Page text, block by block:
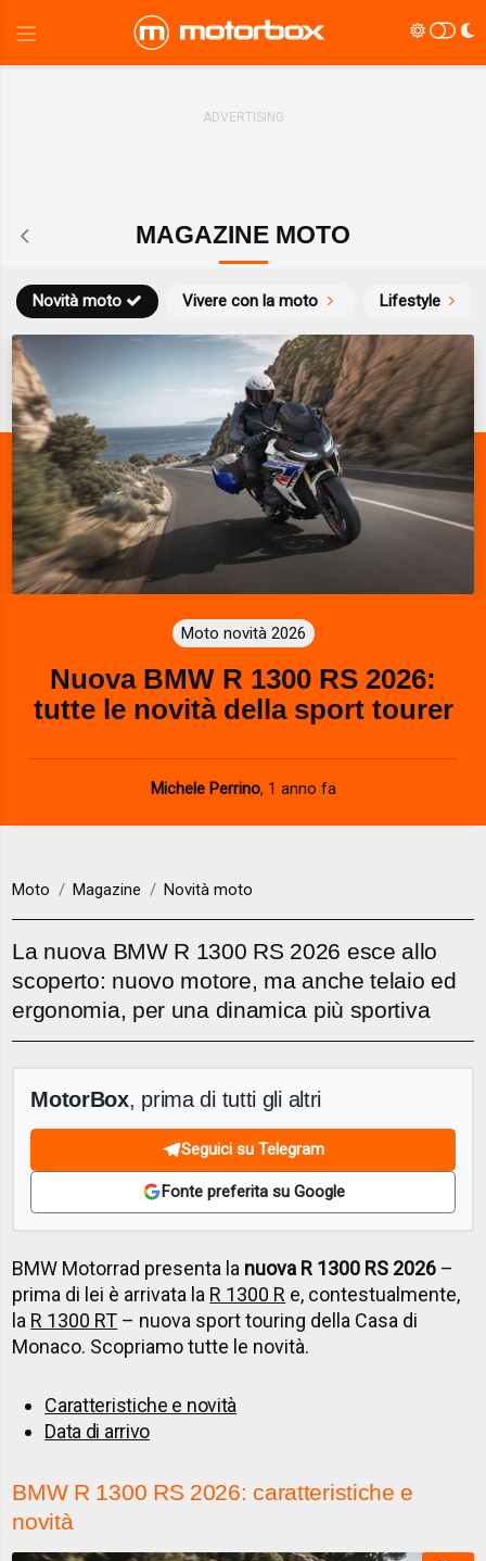
MAGAZINE MOTO
Novità moto Vivere con la moto Lifestyle
Moto novità 2026
Nuova BMW R 1300 RS 2026:
tutte le novità della sport tourer
Michele Perrino, 1 anno fa
Moto Magazine Novità moto
La nuova BMW R 1300 RS 2026 esce allo
scoperto: nuovo motore, ma anche telaio ed
ergonomia, per una dinamica più sportiva
MotorBox, prima di tutti gli altri
Seguici su Telegram
Fonte preferita su Google
BMW Motorrad presenta la nuova R 1300 RS 2026 –
prima di lei è arrivata la R 1300 R e, contestualmente,
la R 1300 RT – nuova sport touring della Casa di
Monaco. Scopriamo tutte le novità.
Caratteristiche e novità
Data di arrivo
BMW R 1300 RS 2026: caratteristiche e
novità